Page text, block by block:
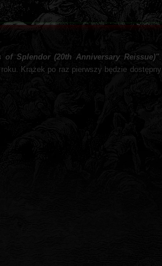
of Splendor (20th Anniversary Reissue)".
Krążek po raz pierwszy będzie dostępny